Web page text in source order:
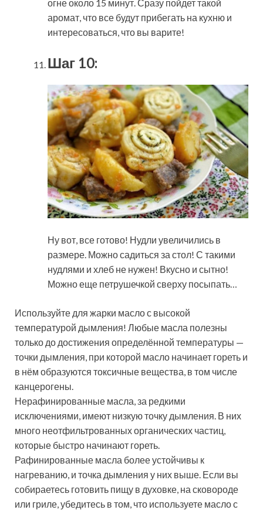
огне около 15 минут. Сразу пойдет такой
аромат, что все будут прибегать на кухню и
интересоваться, что вы варите!
Шаг 10:
Ну вот, все готово! Нудли увеличились в
размере. Можно садиться за стол! С такими
нудлями и хлеб не нужен! Вкусно и сытно!
Можно еще петрушечкой сверху посыпать…
Используйте для жарки масло с высокой
температурой дымления! Любые масла полезны
только до достижения определённой температуры —
точки дымления, при которой масло начинает гореть и
в нём образуются токсичные вещества, в том числе
канцерогены.
Нерафинированные масла, за редкими
исключениями, имеют низкую точку дымления. В них
много неотфильтрованных органических частиц,
которые быстро начинают гореть.
Рафинированные масла более устойчивы к
нагреванию, и точка дымления у них выше. Если вы
собираетесь готовить пищу в духовке, на сковороде
или гриле, убедитесь в том, что используете масло с